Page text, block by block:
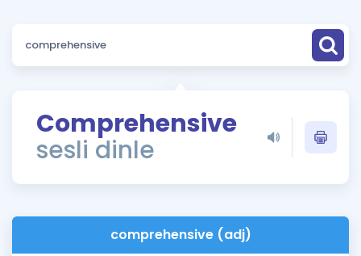
Puan Hesaplama
ÖSYM Sınav Takvimi
Kampanyalar
İngilizce Gramer
Comprehensive
sesli dinle
comprehensive (adj)